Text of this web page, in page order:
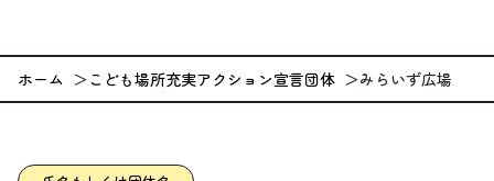
ホーム こども場所充実アクション宣言団体 みらいず広場